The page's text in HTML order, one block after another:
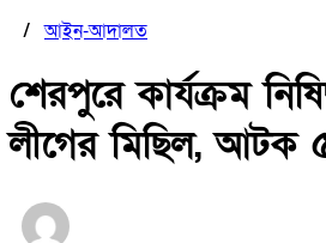
/আইন-আদালত
শেরপুরে কার্যক্রম
লীগের মিছিল, আটক